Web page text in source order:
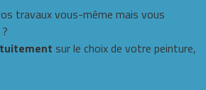
travaux vous-même mais vous
sur le choix de votre peinture,